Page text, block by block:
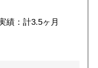
績：計3.5ヶ月